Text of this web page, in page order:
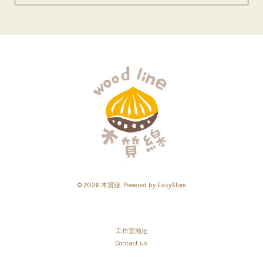
© 2026 木質線. Powered by EasyStore
工作室地址
Contact us